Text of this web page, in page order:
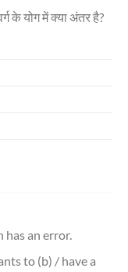
के योग में क्या अंतर है?
has an error.
to (b) / have a